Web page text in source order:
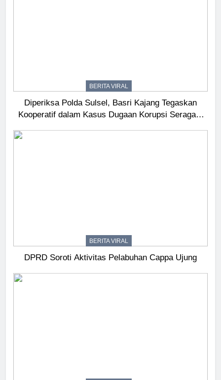
BERITA VIRAL
Diperiksa Polda Sulsel, Basri Kajang Tegaskan
Kooperatif dalam Kasus Dugaan Korupsi Seragam
BERITA VIRAL
DPRD Soroti Aktivitas Pelabuhan Cappa Ujung